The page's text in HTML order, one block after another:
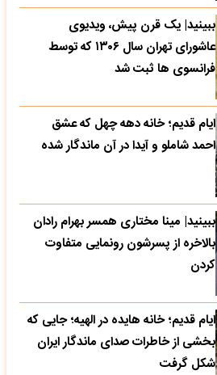
ببینید| یک قرن پیش، ویدیوی
عاشورای تهران سال ۱۳۰۶ که توسط
فرانسوی ها ثبت شد
ایام قدیم؛ خانه دهه چهل که عشق
احمد شاملو و آیدا در آن ماندگار شده
ببینید| مینا مختاری همسر بهرام رادان
بالاخره از پسرشون رونمایی متفاوت
کردن
ایام قدیم؛ خانه هایده در الهیه؛ جایی که
بخشی از خاطرات صدای ماندگار ایران
شکل گرفت